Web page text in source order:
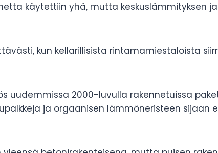
käytettiin yhä, mutta keskuslämmityksen
kun kellarillisista rintamamiestaloista
uudemmissa 2000-luvulla rakennetuissa
ja orgaanisen lämmöneristeen sijaan